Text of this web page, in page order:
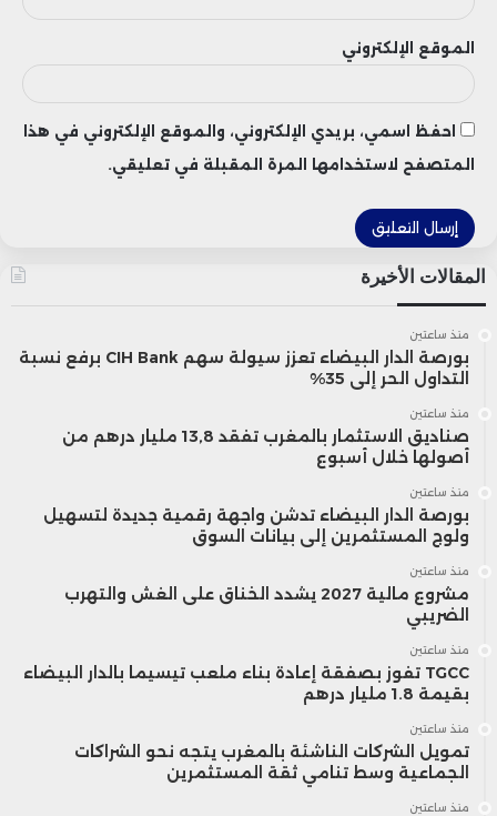
بداية أبريل انقطاع الإمدادات لعشرة أيام
متواصلة، قبل استئنافها بشكل محدود
لخمسة أيام فقط، ثم توقفها مجدداً
لمدة يومين.
ورغم التحسن المسجل في ماي، فإن
إجمالي واردات المغرب من الغاز خلال
ظل دون مستويات الفترة نفسها من
بـ3.89 تيراواط/ساعة خلال الفترة ذاتها من
سنة 2025.
وفي قطاع الكهرباء، أفادت المعطيات
بارتفاع واردات المغرب من الكهرباء بنسبة
63.5 في المائة خلال الربع الأول من سنة
2026، في ظل تراجع الإنتاج المحلي
واستمرار نمو الطلب على الطاقة.
الموقع الإلكتروني
احفظ اسمي، بريدي الإلكتروني، والموقع الإلكتروني في هذا
المتصفح لاستخدامها المرة المقبلة في تعليقي.
المقالات الأخيرة
منذ ساعتين
بورصة الدار البيضاء تعزز سيولة سهم CIH Bank برفع نسبة
التداول الحر إلى 35%
منذ ساعتين
صناديق الاستثمار بالمغرب تفقد 13,8 مليار درهم من
أصولها خلال أسبوع
منذ ساعتين
بورصة الدار البيضاء تدشن واجهة رقمية جديدة لتسهيل
ولوج المستثمرين إلى بيانات السوق
منذ ساعتين
مشروع مالية 2027 يشدد الخناق على الغش والتهرب
الضريبي
منذ ساعتين
TGCC تفوز بصفقة إعادة بناء ملعب تيسيما بالدار البيضاء
بقيمة 1.8 مليار درهم
منذ ساعتين
تمويل الشركات الناشئة بالمغرب يتجه نحو الشراكات
الجماعية وسط تنامي ثقة المستثمرين
منذ ساعتين